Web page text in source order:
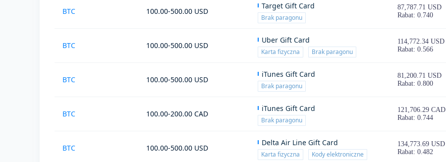
BTC 100.00-500.00 USD
Target Gift Card
Brak paragonu
87,787.71 USD
Rabat: 0.740
BTC 100.00-500.00 USD
Uber Gift Card
Karta fizyczna Brak paragonu
114,772.34 USD
Rabat: 0.566
BTC 100.00-500.00 USD
iTunes Gift Card
Brak paragonu
81,200.71 USD
Rabat: 0.800
BTC 100.00-200.00 CAD
iTunes Gift Card
Brak paragonu
121,706.29 CAD
Rabat: 0.744
BTC 100.00-500.00 USD
Delta Air Line Gift Card
Karta fizyczna Kody elektroniczne
134,773.69 USD
Rabat: 0.482